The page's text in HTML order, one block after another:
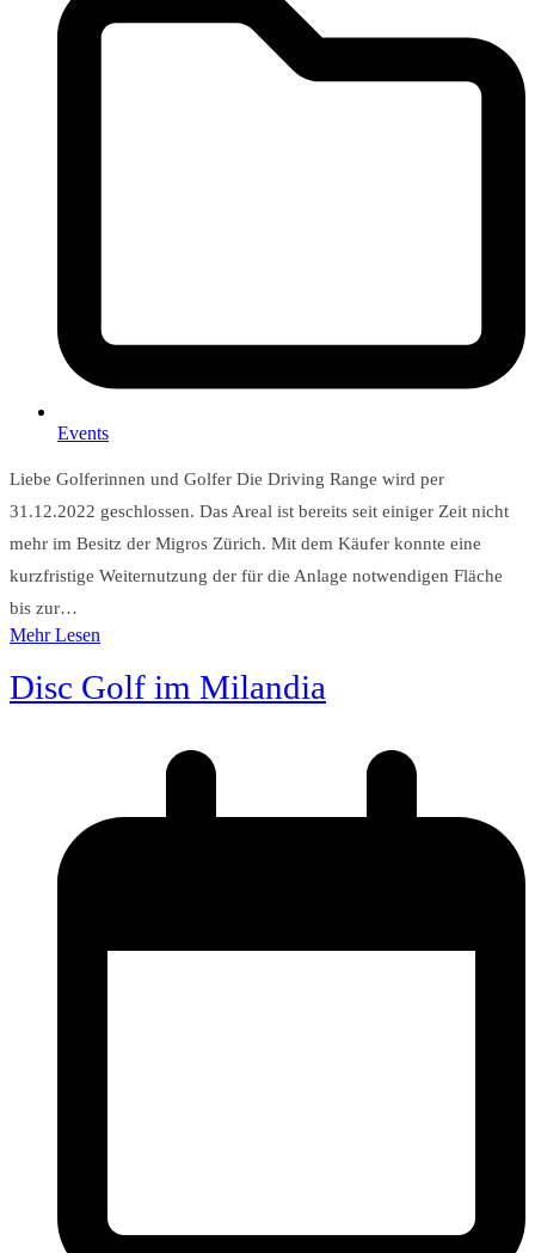
Events
Liebe Golferinnen und Golfer Die Driving Range wird per
31.12.2022 geschlossen. Das Areal ist bereits seit einiger Zeit nicht
mehr im Besitz der Migros Zürich. Mit dem Käufer konnte eine
kurzfristige Weiternutzung der für die Anlage notwendigen Fläche
bis zur…
Mehr Lesen
Disc Golf im Milandia